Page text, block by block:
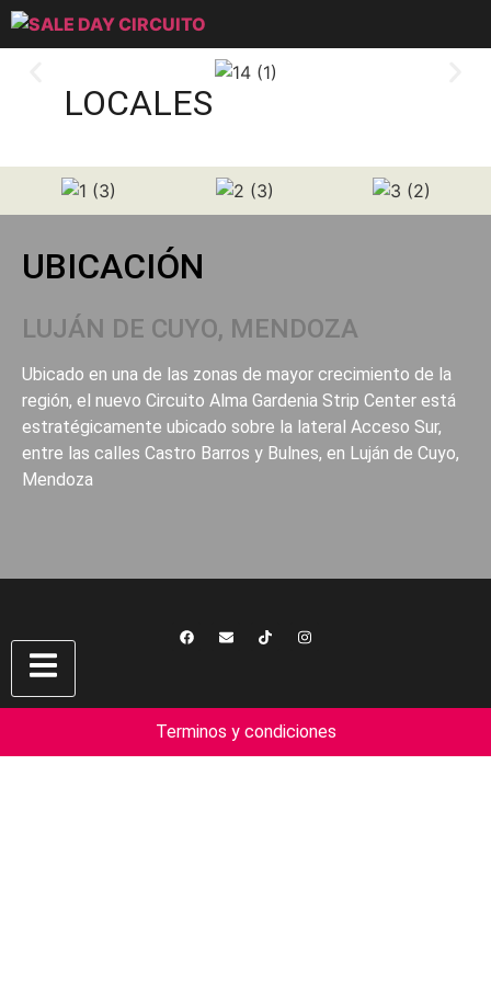
LOCALES
UBICACIÓN
LUJÁN DE CUYO, MENDOZA
Ubicado en una de las zonas de mayor crecimiento de la
región, el nuevo Circuito Alma Gardenia Strip Center está
estratégicamente ubicado sobre la lateral Acceso Sur,
entre las calles Castro Barros y Bulnes, en Luján de Cuyo,
Mendoza
Terminos y condiciones